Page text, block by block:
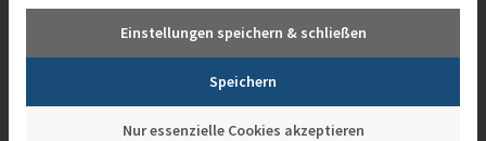
Pentaho User Meeting Vol. 12 – Zug
um Zug zum Durchblick
Einstellungen speichern & schließen
Speichern
Nur essenzielle Cookies akzeptieren